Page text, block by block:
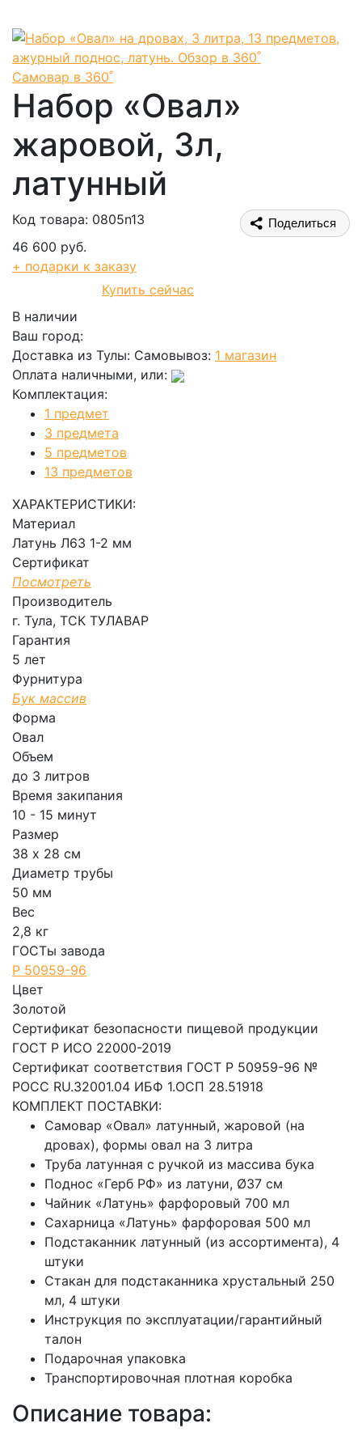
Самовар в 360˚
Набор «Овал»
жаровой, 3л,
латунный
Код товара: 0805n13 Поделиться
46 600 руб.
+ подарки к заказу
Купить сейчас
В наличии
Ваш город:
Доставка из Тулы: Самовывоз: 1 магазин
Оплата наличными, или:
Комплектация:
1 предмет
3 предмета
5 предметов
13 предметов
ХАРАКТЕРИСТИКИ:
Материал
Латунь Л63 1-2 мм
Сертификат
Посмотреть
Производитель
г. Тула, ТСК ТУЛАВАР
Гарантия
5 лет
Фурнитура
Бук массив
Форма
Овал
Объем
до 3 литров
Время закипания
10 - 15 минут
Размер
38 х 28 см
Диаметр трубы
50 мм
Вес
2,8 кг
ГОСТы завода
Р 50959-96
Цвет
Золотой
Сертификат безопасности пищевой продукции
ГОСТ Р ИСО 22000-2019
Сертификат соответствия ГОСТ Р 50959-96 №
РОСС RU.32001.04 ИБФ 1.ОСП 28.51918
КОМПЛЕКТ ПОСТАВКИ:
Самовар «Овал» латунный, жаровой (на
дровах), формы овал на 3 литра
Труба латунная с ручкой из массива бука
Поднос «Герб РФ» из латуни, Ø37 см
Чайник «Латунь» фарфоровый 700 мл
Сахарница «Латунь» фарфоровая 500 мл
Подстаканник латунный (из ассортимента), 4
штуки
Стакан для подстаканника хрустальный 250
мл, 4 штуки
Инструкция по эксплуатации/гарантийный
талон
Подарочная упаковка
Транспортировочная плотная коробка
Описание товара: